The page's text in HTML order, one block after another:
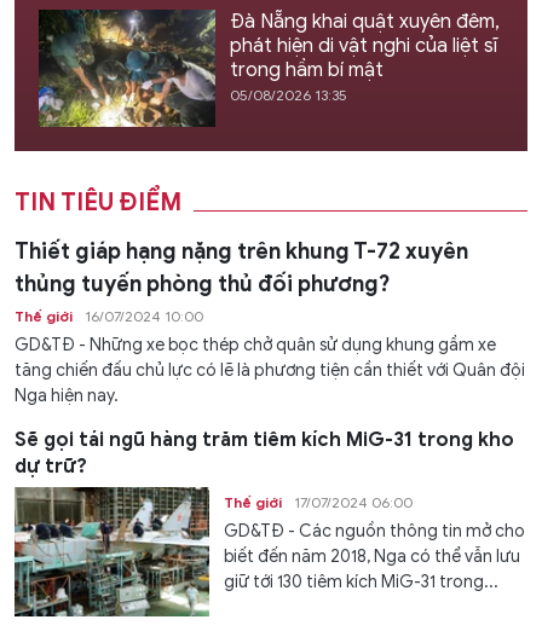
Đà Nẵng khai quật xuyên đêm,
phát hiện di vật nghi của liệt sĩ
trong hầm bí mật
05/08/2026 13:35
TIN TIÊU ĐIỂM
Thiết giáp hạng nặng trên khung T-72 xuyên
thủng tuyến phòng thủ đối phương?
Thế giới 16/07/2024 10:00
GD&TĐ - Những xe bọc thép chở quân sử dụng khung gầm xe
tăng chiến đấu chủ lực có lẽ là phương tiện cần thiết với Quân đội
Nga hiện nay.
Sẽ gọi tái ngũ hàng trăm tiêm kích MiG-31 trong kho
dự trữ?
Thế giới 17/07/2024 06:00
GD&TĐ - Các nguồn thông tin mở cho
biết đến năm 2018, Nga có thể vẫn lưu
giữ tới 130 tiêm kích MiG-31 trong...